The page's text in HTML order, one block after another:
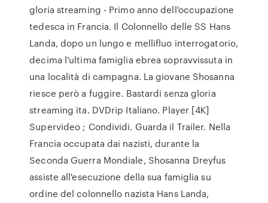
gloria streaming - Primo anno dell'occupazione
tedesca in Francia. Il Colonnello delle SS Hans
Landa, dopo un lungo e mellifluo interrogatorio,
decima l'ultima famiglia ebrea sopravvissuta in
una località di campagna. La giovane Shosanna
riesce però a fuggire. Bastardi senza gloria
streaming ita. DVDrip Italiano. Player [4K]
Supervideo ; Condividi. Guarda il Trailer. Nella
Francia occupata dai nazisti, durante la
Seconda Guerra Mondiale, Shosanna Dreyfus
assiste all'esecuzione della sua famiglia su
ordine del colonnello nazista Hans Landa,